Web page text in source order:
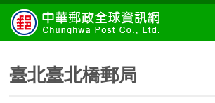
臺北臺北橋郵局